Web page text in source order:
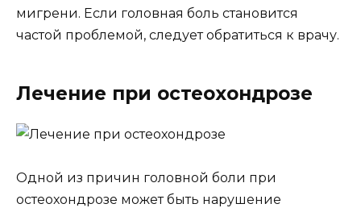
мигрени. Если головная боль становится
частой проблемой, следует обратиться к врачу.
Лечение при остеохондрозе
Одной из причин головной боли при
остеохондрозе может быть нарушение